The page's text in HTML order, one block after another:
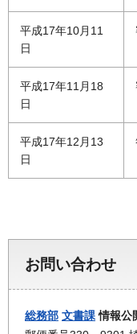
平成17年10月11
日
平成17年11月18
日
平成17年12月13
日
お問い合わせ
総務部 文書課情報公